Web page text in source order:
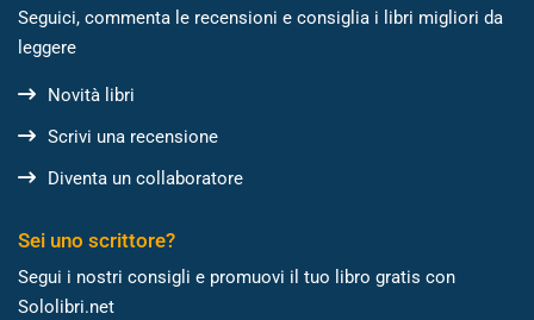
Seguici, commenta le recensioni e consiglia i libri migliori da
leggere
Novità libri
Scrivi una recensione
Diventa un collaboratore
Sei uno scrittore?
Segui i nostri consigli e promuovi il tuo libro gratis con
Sololibri.net